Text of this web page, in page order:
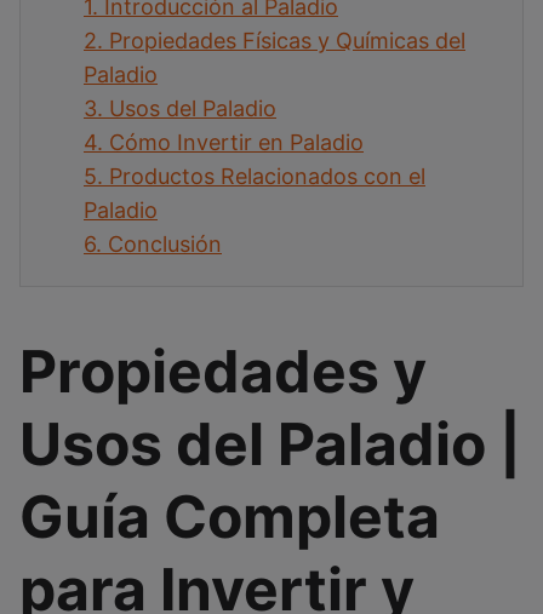
1. Introducción al Paladio
2. Propiedades Físicas y Químicas del
Paladio
3. Usos del Paladio
4. Cómo Invertir en Paladio
5. Productos Relacionados con el
Paladio
6. Conclusión
Propiedades y
Usos del Paladio |
Guía Completa
para Invertir y